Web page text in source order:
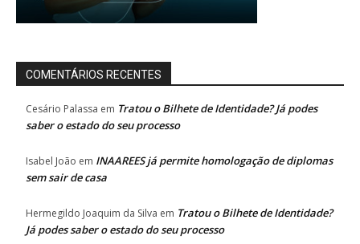
COMENTÁRIOS RECENTES
Cesário Palassa em Tratou o Bilhete de Identidade? Já podes
saber o estado do seu processo
Isabel João em INAAREES já permite homologação de diplomas
sem sair de casa
Hermegildo Joaquim da Silva em Tratou o Bilhete de Identidade?
Já podes saber o estado do seu processo